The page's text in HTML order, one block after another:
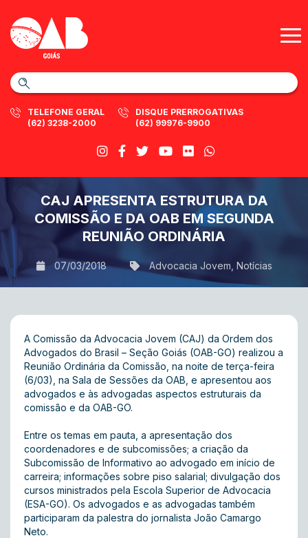
TELEFONE GERAL
(62) 3238-2000
DISQUE PRERROGATIVAS
(62) 99976-9900
CAJ APRESENTA ESTRUTURA DA
COMISSÃO E DA OAB EM SEGUNDA
REUNIÃO ORDINÁRIA
07/03/2018 Advocacia Jovem Notícias
A Comissão da Advocacia Jovem (CAJ) da Ordem dos
Advogados do Brasil – Seção Goiás (OAB-GO) realizou a
Reunião Ordinária da Comissão, na noite de terça-feira
(6/03), na Sala de Sessões da OAB, e apresentou aos
advogados e às advogadas aspectos estruturais da
comissão e da OAB-GO.
Entre os temas em pauta, a apresentação dos
coordenadores e de subcomissões; a criação da
Subcomissão de Informativo ao advogado em início de
carreira; informações sobre piso salarial; divulgação dos
cursos ministrados pela Escola Superior de Advocacia
(ESA-GO). Os advogados e as advogadas também
participaram da palestra do jornalista João Camargo
Neto.